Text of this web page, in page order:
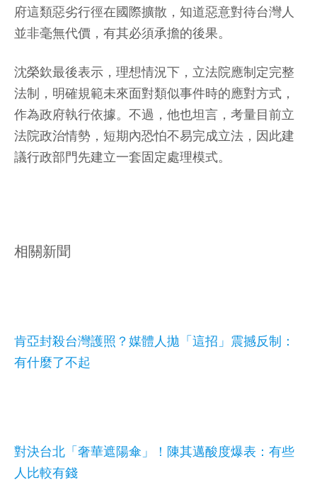
府這類惡劣行徑在國際擴散，知道惡意對待台灣人
並非毫無代價，有其必須承擔的後果。
沈榮欽最後表示，理想情況下，立法院應制定完整
法制，明確規範未來面對類似事件時的應對方式，
作為政府執行依據。不過，他也坦言，考量目前立
法院政治情勢，短期內恐怕不易完成立法，因此建
議行政部門先建立一套固定處理模式。
相關新聞
肯亞封殺台灣護照？媒體人拋「這招」震撼反制：
有什麼了不起
對決台北「奢華遮陽傘」！陳其邁酸度爆表：有些
人比較有錢